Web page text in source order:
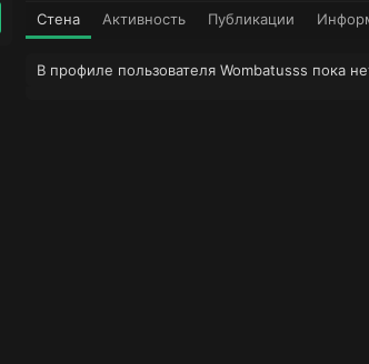
Стена Активность Публикации
В профиле пользователя Wombatusss пока